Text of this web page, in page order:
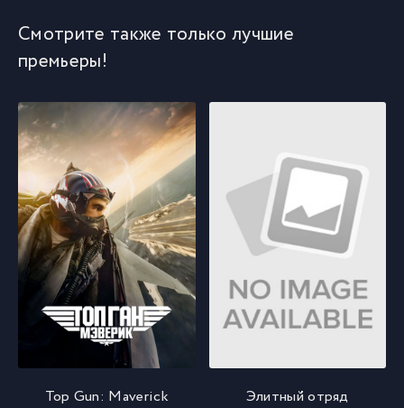
Смотрите также только лучшие
премьеры!
Top Gun: Maverick Элитный отряд